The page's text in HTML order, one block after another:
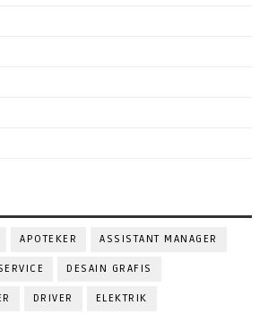
APOTEKER ASSISTANT MANAGER
DESAIN GRAFIS
DRIVER ELEKTRIK